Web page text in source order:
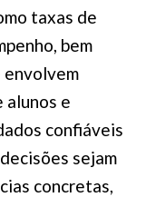
taxas de
bem
envolvem
alunos e
confiáveis
sejam
concretas,